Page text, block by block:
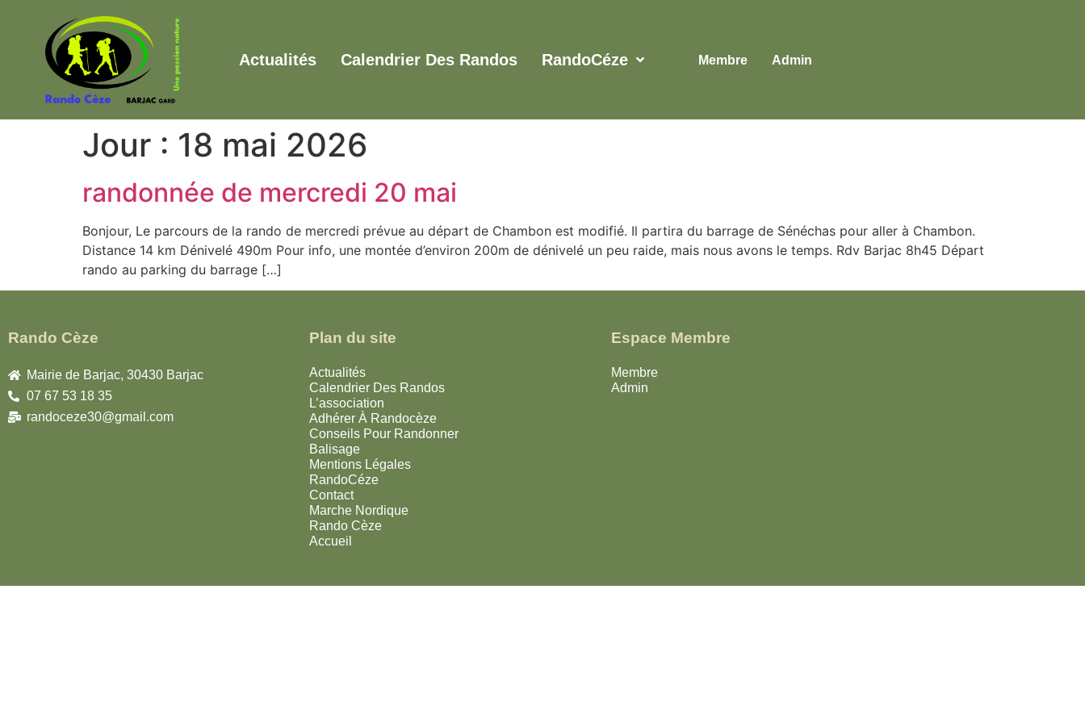
Actualités Calendrier Des Randos RandoCéze Membre Admin
Jour : 18 mai 2026
randonnée de mercredi 20 mai
Bonjour, Le parcours de la rando de mercredi prévue au départ de Chambon est modifié. Il partira du barrage de Sénéchas pour aller à Chambon.
Distance 14 km Dénivelé 490m Pour info, une montée d’environ 200m de dénivelé un peu raide, mais nous avons le temps. Rdv Barjac 8h45 Départ
rando au parking du barrage […]
Rando Cèze
Mairie de Barjac, 30430 Barjac
07 67 53 18 35
randoceze30@gmail.com
Plan du site
Actualités
Calendrier Des Randos
L’association
Adhérer À Randocèze
Conseils Pour Randonner
Balisage
Mentions Légales
RandoCéze
Contact
Marche Nordique
Rando Cèze
Accueil
Espace Membre
Membre
Admin